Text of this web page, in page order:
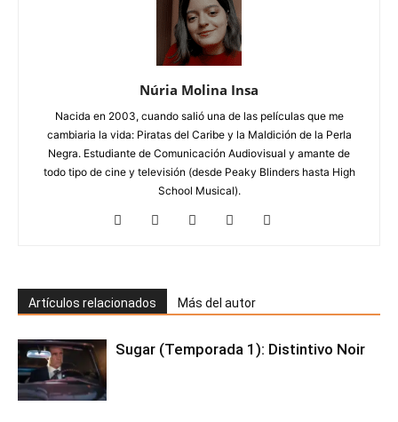
Núria Molina Insa
Nacida en 2003, cuando salió una de las películas que me
cambiaria la vida: Piratas del Caribe y la Maldición de la Perla
Negra. Estudiante de Comunicación Audiovisual y amante de
todo tipo de cine y televisión (desde Peaky Blinders hasta High
School Musical).
Artículos relacionados Más del autor
Sugar (Temporada 1): Distintivo Noir